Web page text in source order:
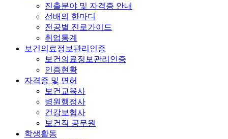
진출분야 및 자격증 안내
선배의 한마디
전공별 진로가이드
취업통계
보건의료정보관리인증
보건의료정보관리인증
인증현황
자격증 및 면허
보건교육사
병원행정사
건강보험사
보건직 공무원
학생활동